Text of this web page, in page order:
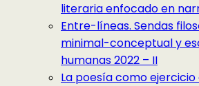
literaria enfocado en
Entre-líneas. Sendas
minimal-conceptual y
humanas 2022 – II
La poesía como